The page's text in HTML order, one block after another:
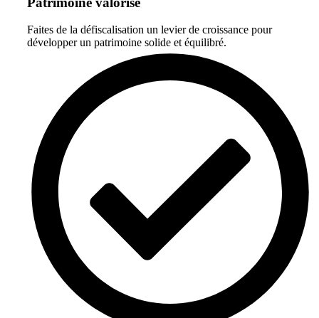
Faites de la défiscalisation un levier de croissance pour
développer un patrimoine solide et équilibré.